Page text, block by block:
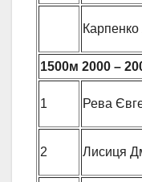
Карпенко
1500м 2000 –
1 Рева
2 Лисиця